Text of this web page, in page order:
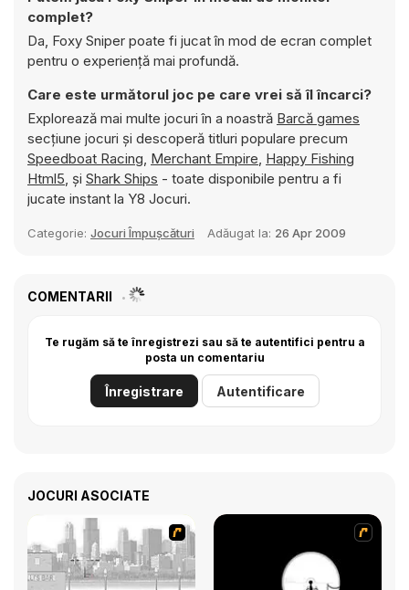
complet?
Da, Foxy Sniper poate fi jucat în mod de ecran complet
pentru o experiență mai profundă.
Care este următorul joc pe care vrei să îl încarci?
Explorează mai multe jocuri în a noastră Barcă games
secțiune jocuri și descoperă titluri populare precum
Speedboat Racing, Merchant Empire, Happy Fishing
Html5, și Shark Ships - toate disponibile pentru a fi
jucate instant la Y8 Jocuri.
Categorie: Jocuri Împușcături Adăugat la: 26 Apr 2009
COMENTARII
Te rugăm să te înregistrezi sau să te autentifici pentru a
posta un comentariu
Înregistrare Autentificare
JOCURI ASOCIATE